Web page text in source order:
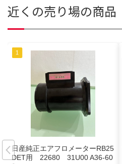
近くの売り場の商品
日産純正エアフロメーターRB25
DET用 22680 31U00 A36-60